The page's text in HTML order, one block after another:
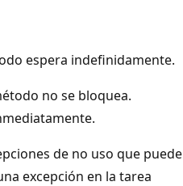
espera indefinidamente.
no se bloquea.
de no uso que puede
excepción en la tarea